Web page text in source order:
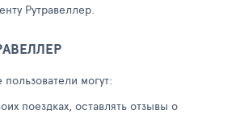
Рутравеллер.
могут:
поездках, оставлять отзывы о